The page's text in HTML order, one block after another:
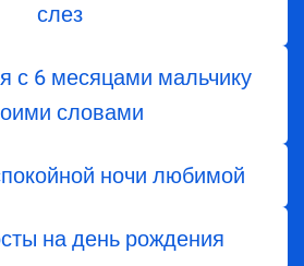
слез
с 6 месяцами мальчику
словами
ночи любимой
на день рождения